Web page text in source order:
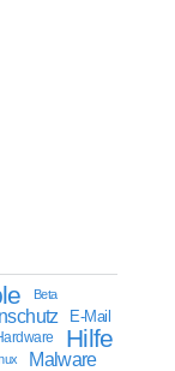
Beta
E-Mail
Hilfe
Malware